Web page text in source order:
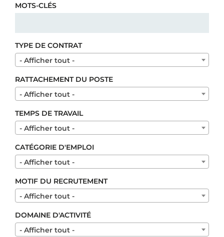
MOTS-CLÉS
TYPE DE CONTRAT
- Afficher tout -
RATTACHEMENT DU POSTE
- Afficher tout -
TEMPS DE TRAVAIL
- Afficher tout -
CATÉGORIE D'EMPLOI
- Afficher tout -
MOTIF DU RECRUTEMENT
- Afficher tout -
DOMAINE D'ACTIVITÉ
- Afficher tout -